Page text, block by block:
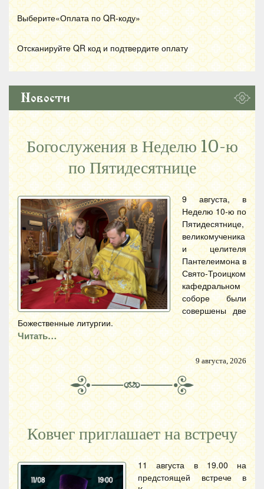
Выберите«Оплата по QR-коду»
Отсканируйте QR код и подтвердите оплату
Новости
Богослужения в Неделю 10-ю
по Пятидесятнице
9 августа, в
Неделю 10-ю по
Пятидесятнице,
великомученика
и целителя
Пантелеимона в
Свято-Троицком
кафедральном
соборе были
совершены две
Божественные литургии.
Читать…
9 августа, 2026
Ковчег приглашает на встречу
11 августа в 19.00 на
предстоящей встрече в